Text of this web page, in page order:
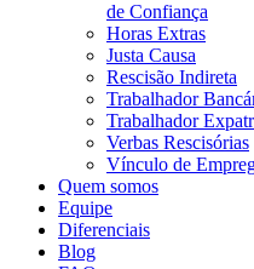
de Confiança
Horas Extras
Justa Causa
Rescisão Indireta
Trabalhador
Trabalhador
Verbas Rescisórias
Vínculo de
Quem somos
Equipe
Diferenciais
Blog